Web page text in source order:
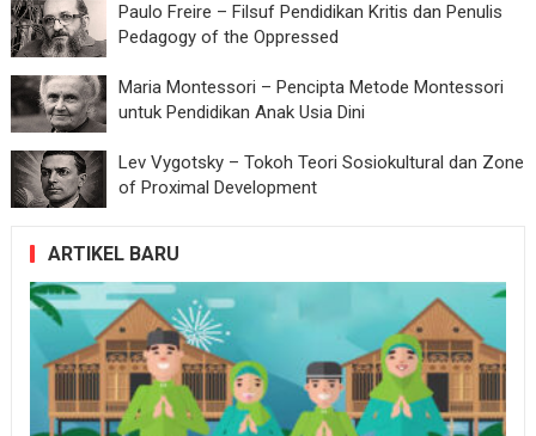
Paulo Freire – Filsuf Pendidikan Kritis dan Penulis
Pedagogy of the Oppressed
Maria Montessori – Pencipta Metode Montessori
untuk Pendidikan Anak Usia Dini
Lev Vygotsky – Tokoh Teori Sosiokultural dan Zone
of Proximal Development
ARTIKEL BARU